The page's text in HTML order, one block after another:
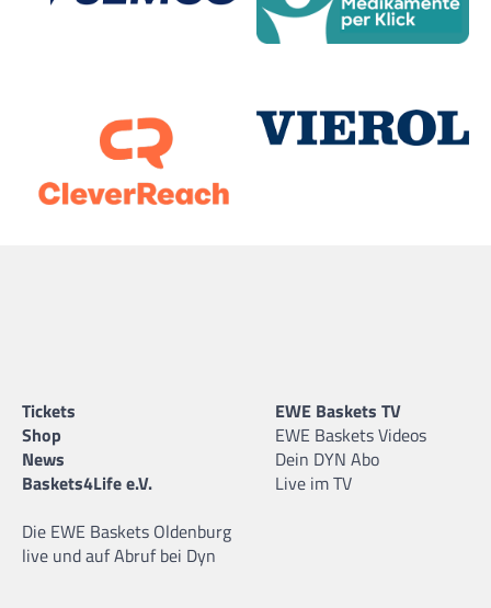
Tickets
Shop
News
Baskets4Life e.V.
Die EWE Baskets Oldenburg
live und auf Abruf bei Dyn
EWE Baskets TV
EWE Baskets Videos
Dein DYN Abo
Live im TV